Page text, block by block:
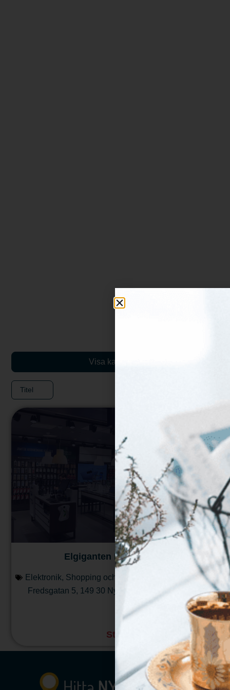
Visa karta
Titel
Elgiganten Nynäshamn
Elektronik, Shopping och Butiker
Fredsgatan 5, 149 30 Nynäshamn
Läs mera
Stängt
10:00 - 18:00